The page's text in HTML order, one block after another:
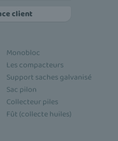
client
Monobloc
Les compacteurs
Support saches galvanisé
Sac pilon
Collecteur piles
Fût (collecte huiles)